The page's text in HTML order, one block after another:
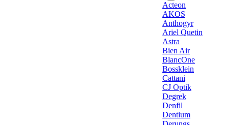
Acteon
AKOS
Anthogyr
Ariel Quetin
Astra
Bien Air
BlancOne
Bossklein
Cattani
CJ Optik
Degrek
Denfil
Dentium